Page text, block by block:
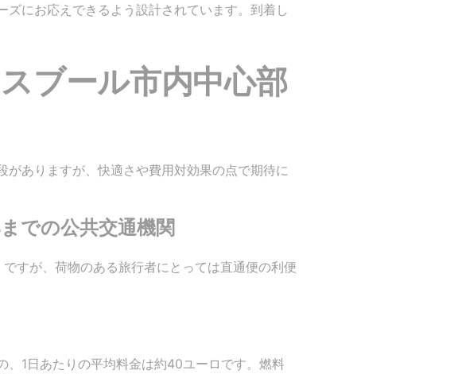
にお応えできるよう設計されています。到着し
ブール市内中心部
ありますが、快適さや費用対効果の点で期待に
での公共交通機関
すが、荷物のある旅行者にとっては直通便の利便
1日あたりの平均料金は約40ユーロです。燃料